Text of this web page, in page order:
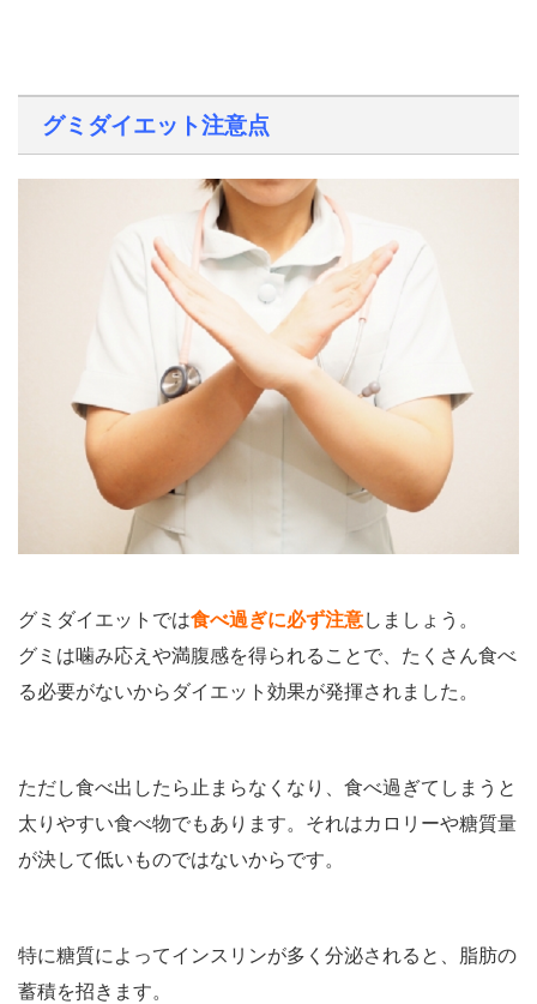
グミダイエット注意点
グミダイエットでは食べ過ぎに必ず注意しましょう。
グミは噛み応えや満腹感を得られることで、たくさん食べ
る必要がないからダイエット効果が発揮されました。
ただし食べ出したら止まらなくなり、食べ過ぎてしまうと
太りやすい食べ物でもあります。それはカロリーや糖質量
が決して低いものではないからです。
特に糖質によってインスリンが多く分泌されると、脂肪の
蓄積を招きます。